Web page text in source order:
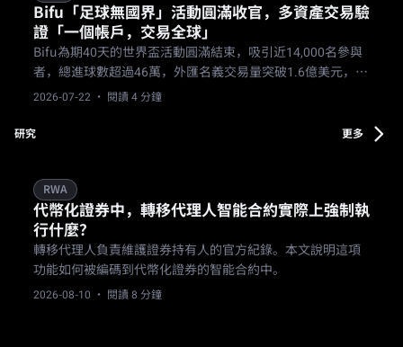
Bifu「足球無國界」活動圓滿收官，多資產交易驗
證「一個帳戶，交易全球」
Bifu為期40天的世界盃活動圓滿結束，吸引近14,000名參與
者，總進球數超過46萬，外匯名義交易量突破1.6億美元，實
際驗證了Bifu「一個帳戶，多資產」的理念。
2026-07-22 · 閱讀 4 分鐘
研究 更多
RWA
代幣化證券中，轉移代理人智能合約實際上強制執
行什麼？
轉移代理人負責維護證券持有人的官方紀錄。本文說明這項
功能如何被編碼到代幣化證券的智能合約中。
2026-08-10 · 閱讀 8 分鐘